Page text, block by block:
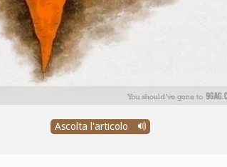
Ascolta l'articolo